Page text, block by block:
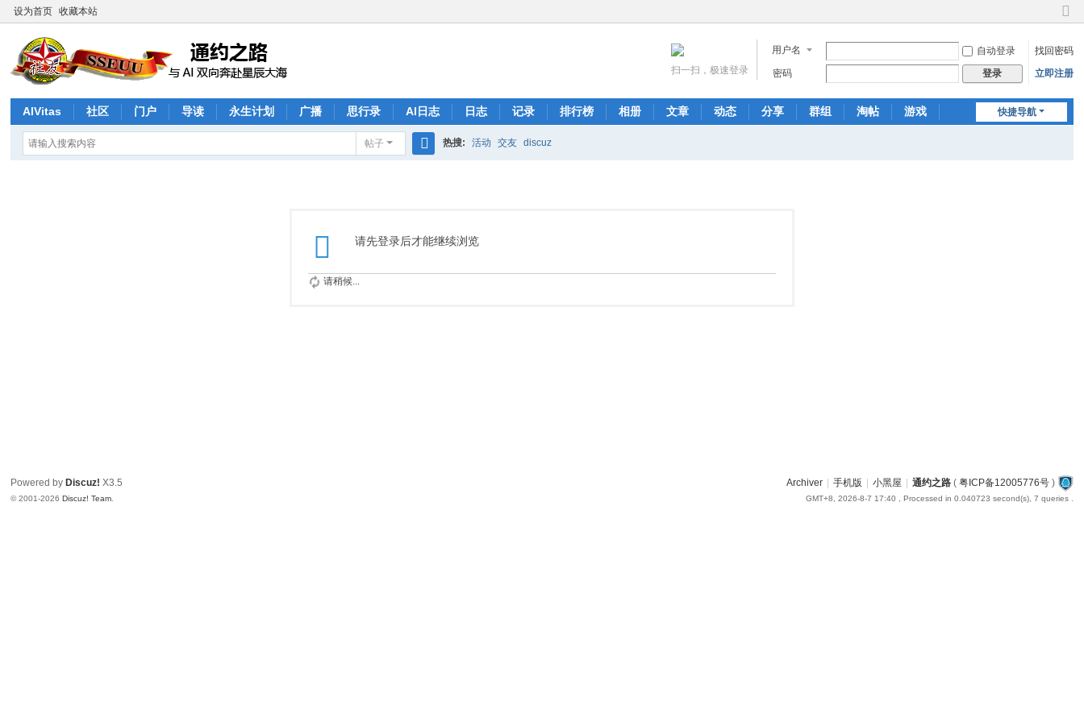
设为首页 收藏本站
切
到
窄
用户名 自动登录
找回密码
密码
登录 立即注册
扫一扫，极速登录
快捷导航
AIVitas 社区 门户 导读 永生计划 广播 思行录 AI日志 日志 记录 排行榜 相册 文章 动态 分享 群组 淘帖
游戏
帖子 热搜: 活动 交友 discuz
请先登录后才能继续浏览
请稍候...
Archiver 手机版 小黑屋 通约之路( 粤ICP备12005776号)
GMT+8, 2026-8-7 17:40 , Processed in 0.040723 second(s), 7 queries .
Powered by Discuz! X3.5
© 2001-2026Discuz! Team